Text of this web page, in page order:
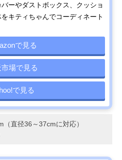
ーやダストボックス、クッショ
キティちゃんでコーディネート
で見る
場で見る
で見る
直径36～37cmに対応）